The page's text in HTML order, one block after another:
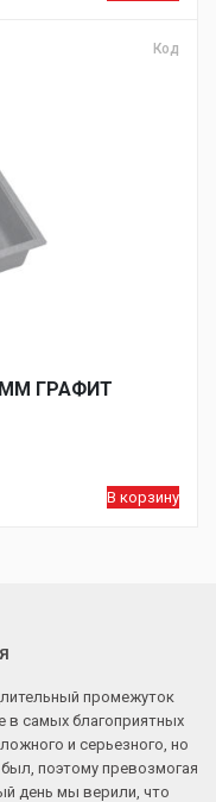
Код
ГРАФИТ
В корзину
промежуток
в самых благоприятных
и серьезного, но
поэтому превозмогая
день мы верили, что